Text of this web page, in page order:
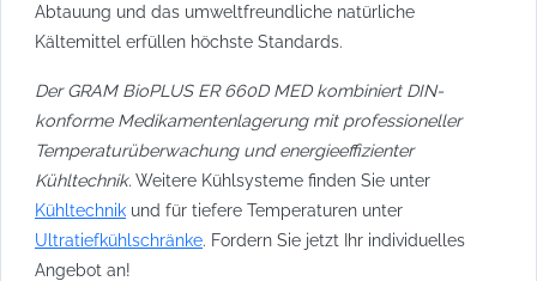
Abtauung und das umweltfreundliche natürliche
Kältemittel erfüllen höchste Standards.
Der GRAM BioPLUS ER 660D MED kombiniert DIN-
konforme Medikamentenlagerung mit professioneller
Temperaturüberwachung und energieeffizienter
Kühltechnik. Weitere Kühlsysteme finden Sie unter
Kühltechnik und für tiefere Temperaturen unter
Ultratiefkühlschränke. Fordern Sie jetzt Ihr individuelles
Angebot an!